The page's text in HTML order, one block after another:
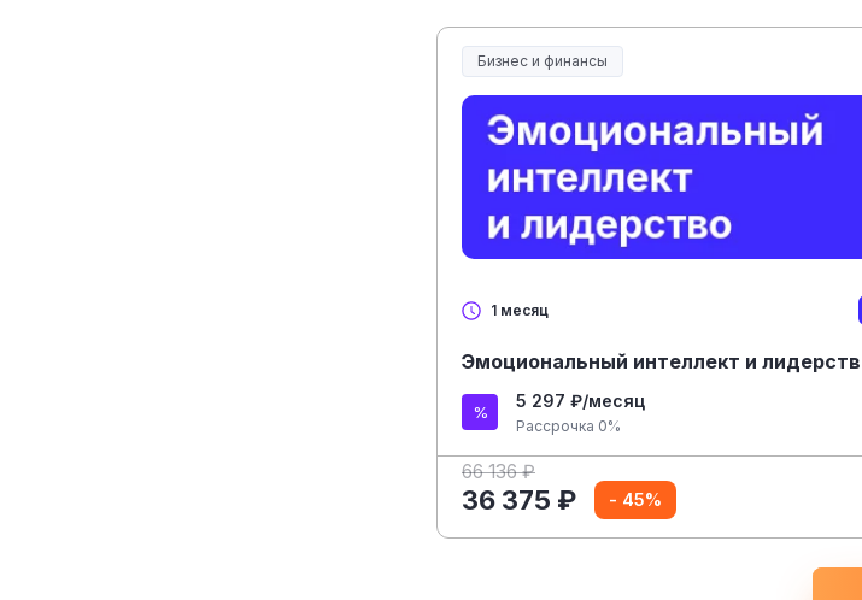
Бизнес и финансы
1 месяц
Эмоциональный интеллект и
5 297 ₽/месяц
Рассрочка 0%
66 136 ₽
36 375 ₽ - 45%